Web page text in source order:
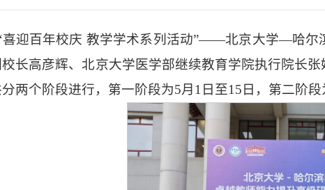
3
喜迎百年校庆 教学学术系列活动”——北京大学—哈尔
长高彦辉、北京大学医学部继续教育学院执行院长
两个阶段进行，第一阶段为5月1日至15日，第二阶段